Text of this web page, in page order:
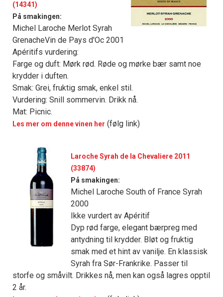
(14341)
På smakingen:
Michel Laroche Merlot Syrah
GrenacheVin de Pays d'Oc 2001
Apéritifs vurdering:
Farge og duft: Mørk rød. Røde og mørke bær samt noe
krydder i duften.
Smak: Grei, fruktig smak, enkel stil.
Vurdering: Snill sommervin. Drikk nå.
Mat: Picnic.
Les mer om denne vinen her (følg link)
Laroche Syrah de la Chevaliere 2011
(33874)
På smakingen:
Michel Laroche South of France Syrah
2000
Ikke vurdert av Apéritif
Dyp rød farge, elegant bærpreg med
antydning til krydder. Bløt og fruktig
smak med et hint av vanilje. En klassisk
Syrah fra Sør-Frankrike. Passer til
storfe og småvilt. Drikkes nå, men kan også lagres opptil
2 år.